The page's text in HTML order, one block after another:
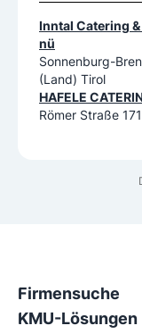
Inntal Catering
nü
Sonnenburg-
(Land) Tirol
HAFELE
Römer Straße
Firmensuche
KMU-Lösungen